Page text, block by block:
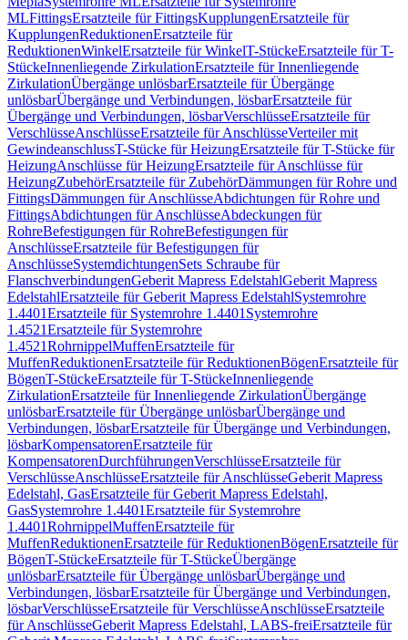
MLFittingsErsatzteile für FittingsKupplungenErsatzteile für
KupplungenReduktionenErsatzteile für
ReduktionenWinkelErsatzteile für WinkelT-StückeErsatzteile für T-
StückeInnenliegende ZirkulationErsatzteile für Innenliegende
ZirkulationÜbergänge unlösbarErsatzteile für Übergänge
unlösbarÜbergänge und Verbindungen, lösbarErsatzteile für
Übergänge und Verbindungen, lösbarVerschlüsseErsatzteile für
VerschlüsseAnschlüsseErsatzteile für AnschlüsseVerteiler mit
GewindeanschlussT-Stücke für HeizungErsatzteile für T-Stücke für
HeizungAnschlüsse für HeizungErsatzteile für Anschlüsse für
HeizungZubehörErsatzteile für ZubehörDämmungen für Rohre und
FittingsDämmungen für AnschlüsseAbdichtungen für Rohre und
FittingsAbdichtungen für AnschlüsseAbdeckungen für
RohreBefestigungen für RohreBefestigungen für
AnschlüsseErsatzteile für Befestigungen für
AnschlüsseSystemdichtungenSets Schraube für
FlanschverbindungenGeberit Mapress EdelstahlGeberit Mapress
EdelstahlErsatzteile für Geberit Mapress EdelstahlSystemrohre
1.4401Ersatzteile für Systemrohre 1.4401 Systemrohre
1.4521Ersatzteile für Systemrohre
1.4521RohrnippelMuffenErsatzteile für
MuffenReduktionenErsatzteile für ReduktionenBögenErsatzteile für
BögenT-StückeErsatzteile für T-StückeInnenliegende
ZirkulationErsatzteile für Innenliegende ZirkulationÜbergänge
unlösbarErsatzteile für Übergänge unlösbarÜbergänge und
Verbindungen, lösbarErsatzteile für Übergänge und Verbindungen,
lösbarKompensatorenErsatzteile für
KompensatorenDurchführungenVerschlüsseErsatzteile für
VerschlüsseAnschlüsseErsatzteile für AnschlüsseGeberit Mapress
Edelstahl, GasErsatzteile für Geberit Mapress Edelstahl,
GasSystemrohre 1.4401Ersatzteile für Systemrohre
1.4401RohrnippelMuffenErsatzteile für
MuffenReduktionenErsatzteile für ReduktionenBögenErsatzteile für
BögenT-StückeErsatzteile für T-StückeÜbergänge
unlösbarErsatzteile für Übergänge unlösbarÜbergänge und
Verbindungen, lösbarErsatzteile für Übergänge und Verbindungen,
lösbarVerschlüsseErsatzteile für VerschlüsseAnschlüsseErsatzteile
für AnschlüsseGeberit Mapress Edelstahl, LABS-freiErsatzteile für